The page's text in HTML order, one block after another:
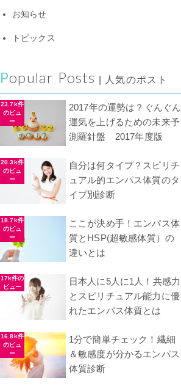
お知らせ
トピックス
Popular Posts | 人気のポスト
2017年の運勢は？ぐんぐん
運気を上げるための未来予
測羅針盤 2017年度版
23.7k件
のビュ
ー
自分は何タイプ？スピリチ
ュアル的エンパス体質のタ
イプ別診断
20.3k件
のビュ
ー
ここが決め手！エンパス体
質とHSP(超敏感体質）の
違いとは
18.7k件
のビュ
ー
日本人に5人に1人！共感力
とスピリチュアル能力に優
れたエンパス体質とは
17k件の
ビュー
1分で簡単チェック！繊細
＆敏感度が分かるエンパス
体質診断
16.8k件
のビュ
ー